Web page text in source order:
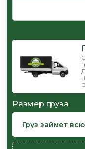
Размер груза
Груз займет